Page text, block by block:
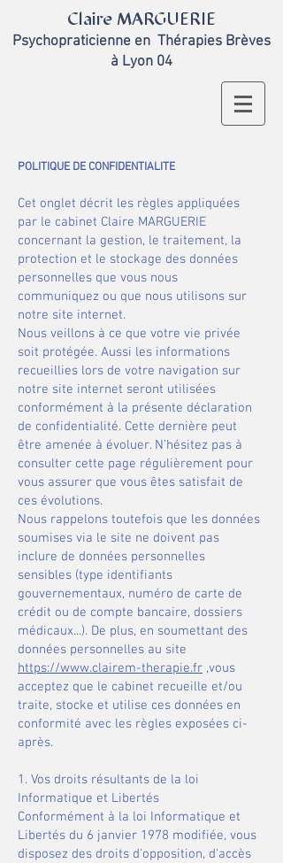
Claire MARGUERIE
Psychopraticienne en Thérapies Brèves
à Lyon 04
POLITIQUE DE CONFIDENTIALITE
Cet onglet décrit les règles appliquées
par le cabinet Claire MARGUERIE
concernant la gestion, le traitement, la
protection et le stockage des données
personnelles que vous nous
communiquez ou que nous utilisons sur
notre site internet.
​Nous veillons à ce que votre vie privée
soit protégée. Aussi les informations
recueillies lors de votre navigation sur
notre site internet seront utilisées
conformément à la présente déclaration
de confidentialité. Cette dernière peut
être amenée à évoluer. N’hésitez pas à
consulter cette page régulièrement pour
vous assurer que vous êtes satisfait de
ces évolutions.
​Nous rappelons toutefois que les données
soumises via le site ne doivent pas
inclure de données personnelles
sensibles (type identifiants
gouvernementaux, numéro de carte de
crédit ou de compte bancaire, dossiers
médicaux...). De plus, en soumettant des
données personnelles au site
https://www.clairem-therapie.fr ,vous
acceptez que le cabinet recueille et/ou
traite, stocke et utilise ces données en
conformité avec les règles exposées ci-
après.
1. Vos droits résultants de la loi
Informatique et Libertés
​Conformément à la loi Informatique et
Libertés du 6 janvier 1978 modifiée, vous
disposez des droits d'opposition, d'accès